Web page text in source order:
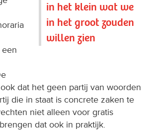
in het klein wat we
in het groot zouden
willen zien
dat het geen partij van woorden
die in staat is concrete zaken te
niet alleen voor gratis
dat ook in praktijk.